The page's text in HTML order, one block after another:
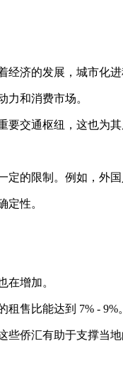
济的发展，城市化
力和消费市场。
交通枢纽，这也为
的限制。例如，外
定性。
在增加。
售比能达到 7% - 9%。
侨汇有助于支撑当地